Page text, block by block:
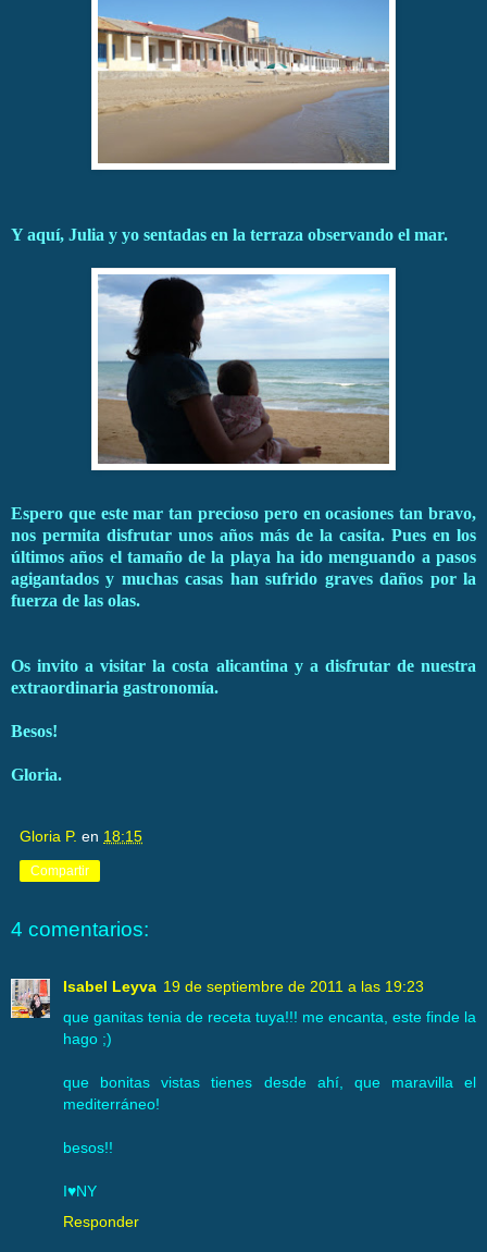
Y aquí, Julia y yo sentadas en la terraza observando el mar.
Espero que este mar tan precioso pero en ocasiones tan bravo,
nos permita disfrutar unos años más de la casita. Pues en los
últimos años el tamaño de la playa ha ido menguando a pasos
agigantados y muchas casas han sufrido graves daños por la
fuerza de las olas.
Os invito a visitar la costa alicantina y a disfrutar de nuestra
extraordinaria gastronomía.
Besos!
Gloria.
Gloria P. en 18:15
Compartir
4 comentarios:
Isabel Leyva 19 de septiembre de 2011 a las 19:23
que ganitas tenia de receta tuya!!! me encanta, este finde la
hago ;)
que bonitas vistas tienes desde ahí, que maravilla el
mediterráneo!
besos!!
I♥NY
Responder